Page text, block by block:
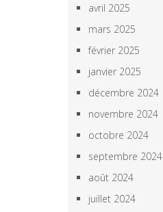
avril 2025
mars 2025
février 2025
janvier 2025
décembre 2024
novembre 2024
octobre 2024
septembre 2024
août 2024
juillet 2024